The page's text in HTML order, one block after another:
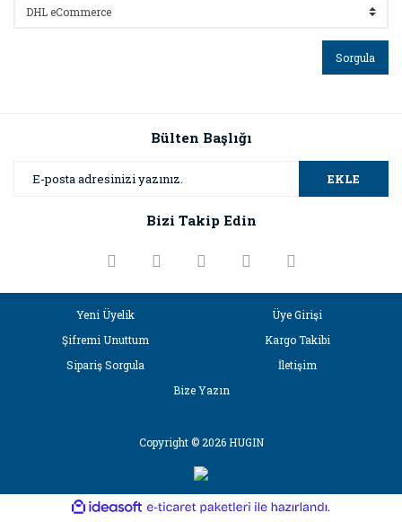
Sorgula
Bülten Başlığı
EKLE
Bizi Takip Edin
Yeni Üyelik
Üye Girişi
Şifremi Unuttum
Kargo Takibi
Sipariş Sorgula
İletişim
Bize Yazın
Copyright © 2026 HUGIN
ideasoft
e-